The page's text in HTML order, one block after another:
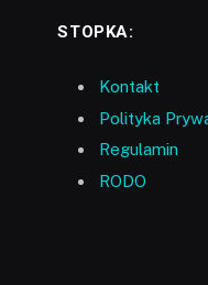
STOPKA:
Kontakt
Polityka
Regulamin
RODO